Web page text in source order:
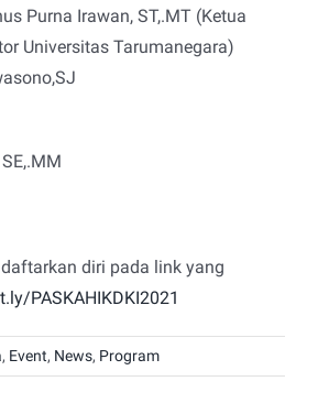
Purna Irawan, ST,.MT (Ketua
Universitas Tarumanegara)
diri pada link yang
PASKAHIKDKI2021
, Event, News, Program